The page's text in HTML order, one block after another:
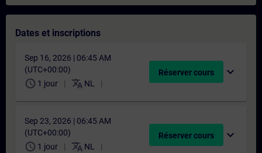
Dates et inscriptions
Sep 16, 2026 | 06:45 AM
(UTC+00:00)
schedule 1 jour translate NL
Réserver cours expand_more
Sep 23, 2026 | 06:45 AM
(UTC+00:00)
schedule 1 jour translate NL
Réserver cours expand_more